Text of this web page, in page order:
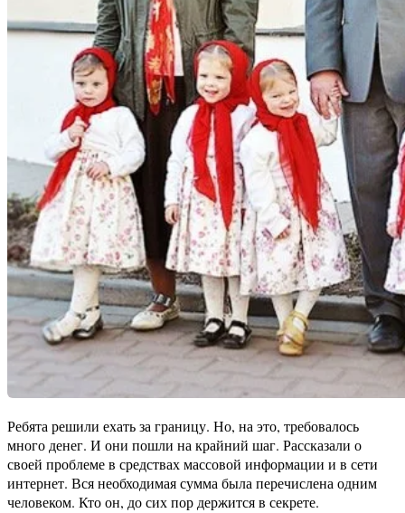
Ребята решили ехать за границу. Но, на это, требовалось
много денег. И они пошли на крайний шаг. Рассказали о
своей проблеме в средствах массовой информации и в сети
интернет. Вся необходимая сумма была перечислена одним
человеком. Кто он, до сих пор держится в секрете.